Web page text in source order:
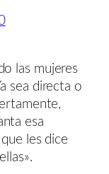
las mujeres
sea directa o
esa
les dice